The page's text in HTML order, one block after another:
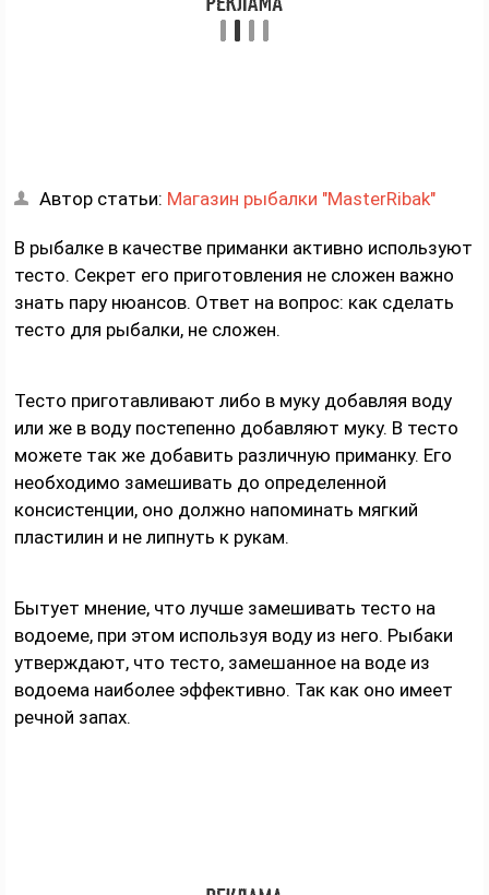
Автор статьи: Магазин рыбалки "MasterRibak"
В рыбалке в качестве приманки активно используют
тесто. Секрет его приготовления не сложен важно
знать пару нюансов. Ответ на вопрос: как сделать
тесто для рыбалки, не сложен.
Тесто приготавливают либо в муку добавляя воду
или же в воду постепенно добавляют муку. В тесто
можете так же добавить различную приманку. Его
необходимо замешивать до определенной
консистенции, оно должно напоминать мягкий
пластилин и не липнуть к рукам.
Бытует мнение, что лучше замешивать тесто на
водоеме, при этом используя воду из него. Рыбаки
утверждают, что тесто, замешанное на воде из
водоема наиболее эффективно. Так как оно имеет
речной запах.